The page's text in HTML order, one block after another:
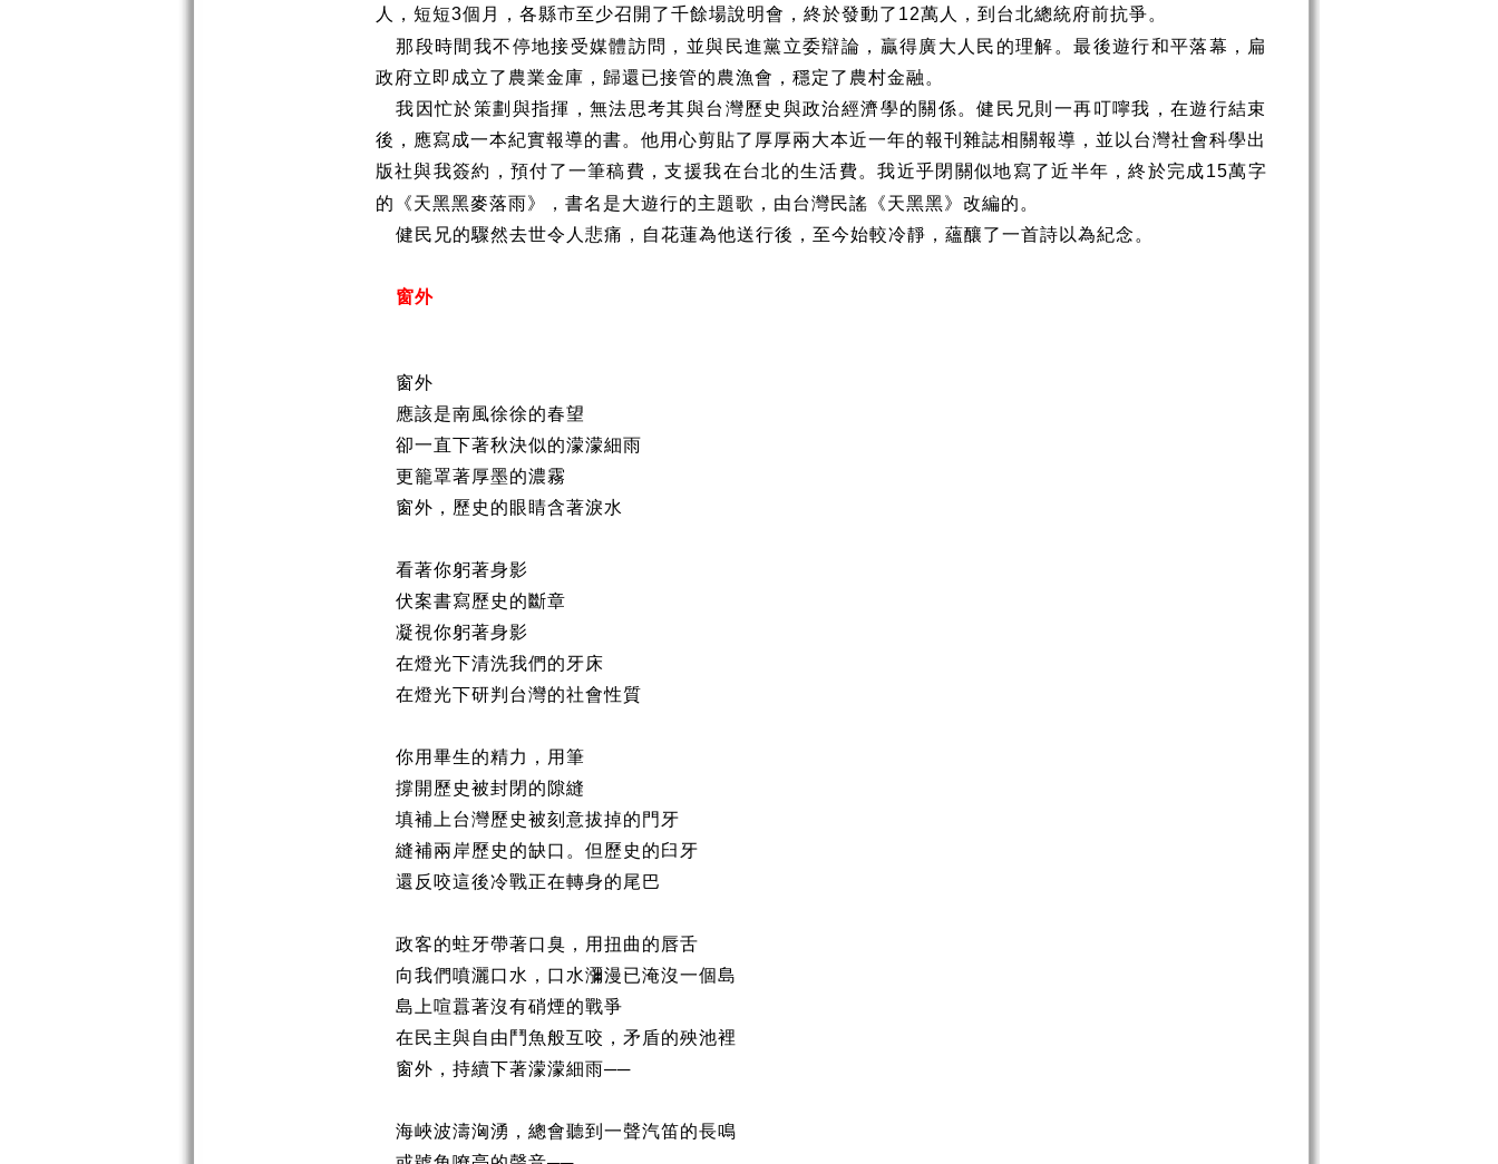
人，短短3個月，各縣市至少召開了千餘場說明會，終於發動了 12萬人，到台北總統府前抗爭。
那段時間我不停地接受媒體訪問，並與民進黨立委辯論，贏得廣大人民的理解。最後遊行和平落幕，扁
政府立即成立了農業金庫，歸還已接管的農漁會，穩定了農村金融。
我因忙於策劃與指揮，無法思考其與台灣歷史與政治經濟學的關係。健民兄則一再叮嚀我，在遊行結束
後，應寫成一本紀實報導的書。他用心剪貼了厚厚兩大本近一年的報刊雜誌相關報導，並以台灣社會科學出
版社與我簽約，預付了一筆稿費，支援我在台北的生活費。我近乎閉關似地寫了近半年，終於完成15萬字
的《天黑黑麥落雨》，書名是大遊行的主題歌，由台灣民謠《天黑黑》改編的。
健民兄的驟然去世令人悲痛，自花蓮為他送行後，至今始較冷靜，蘊釀了一首詩以為紀念。
窗外
窗外
應該是南風徐徐的春望
卻一直下著秋決似的濛濛細雨
更籠罩著厚墨的濃霧
窗外，歷史的眼睛含著淚水
看著你躬著身影
伏案書寫歷史的斷章
凝視你躬著身影
在燈光下清洗我們的牙床
在燈光下研判台灣的社會性質
你用畢生的精力，用筆
撐開歷史被封閉的隙縫
填補上台灣歷史被刻意拔掉的門牙
縫補兩岸歷史的缺口。但歷史的臼牙
還反咬這後冷戰正在轉身的尾巴
政客的蛀牙帶著口臭，用扭曲的唇舌
向我們噴灑口水，口水瀰漫已淹沒一個島
島上喧囂著沒有硝煙的戰爭
在民主與自由鬥魚般互咬，矛盾的殃池裡
窗外，持續下著濛濛細雨──
海峽波濤洶湧，總會聽到一聲汽笛的長鳴